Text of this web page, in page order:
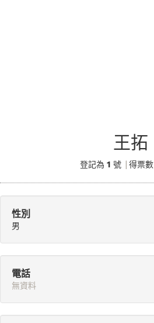
王拓
登記為 1 號 得票數
性別
男
電話
無資料